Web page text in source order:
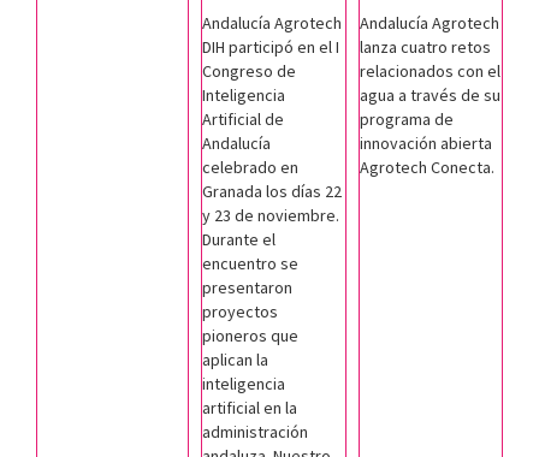
Andalucía Agrotech
DIH participó en el I
Congreso de
Inteligencia
Artificial de
Andalucía
celebrado en
Granada los días 22
y 23 de noviembre.
Durante el
encuentro se
presentaron
proyectos
pioneros que
aplican la
inteligencia
artificial en la
administración
Andalucía Agrotech
lanza cuatro retos
relacionados con el
agua a través de su
programa de
innovación abierta
Agrotech Conecta.